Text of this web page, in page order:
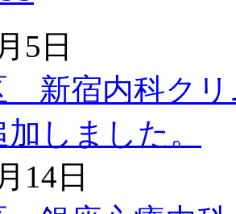
5日
新宿内科クリ
しました。
14日